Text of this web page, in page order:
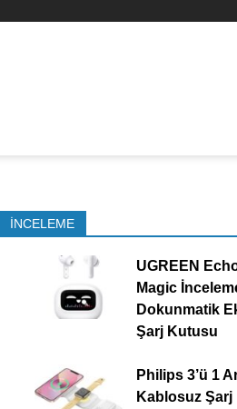
İNCELEME
UGREEN
Magic
Dokunmatik
Şarj Kutusu
Philips 3’ü 1
Kablosuz